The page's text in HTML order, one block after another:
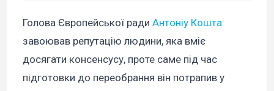
Голова Європейської ради Антоніу Кошта
завоював репутацію людини, яка вміє
досягати консенсусу, проте саме під час
підготовки до переобрання він потрапив у